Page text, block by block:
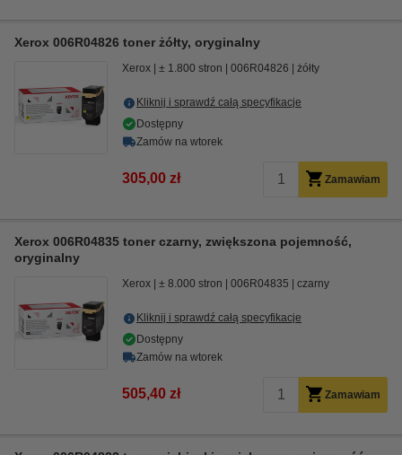
Xerox 006R04826 toner żółty, oryginalny
Xerox ± 1.800 stron 006R04826 żółty
Kliknij i sprawdź całą specyfikacje
Dostępny
Zamów na wtorek
305,00 zł Zamawiam
Xerox 006R04835 toner czarny, zwiększona pojemność,
oryginalny
Xerox ± 8.000 stron 006R04835 czarny
Kliknij i sprawdź całą specyfikacje
Dostępny
Zamów na wtorek
505,40 zł Zamawiam